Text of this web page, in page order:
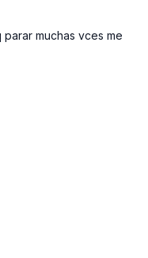
rep | 11 rep
rep | 14 rep | 16 rep
rep | 8 rep | 9 rep | 10
11 rep
muchas vces me